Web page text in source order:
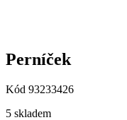
Perníček
Kód 93233426
5 skladem